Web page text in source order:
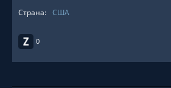
0
Страна: США